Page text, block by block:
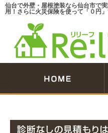
仙台で外壁・屋根塗装なら仙台市で
用！さらに火災保険を使って「０円